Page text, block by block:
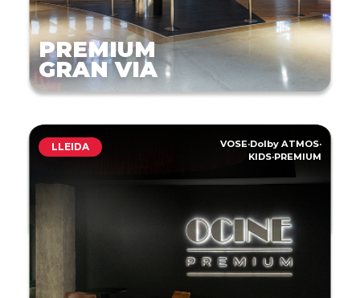
PREMIUM
GRAN VIA
LLEIDA VOSE·Dolby ATMOS·
KIDS·PREMIUM